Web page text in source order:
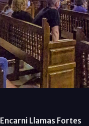
Encarni Llamas Fortes